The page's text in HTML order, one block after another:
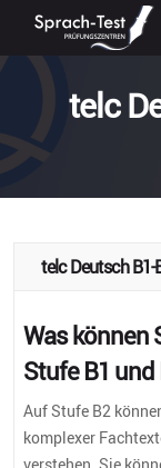
telc
telc Deutsch B1-
Was können
Stufe B1 und
Auf Stufe B2
komplexer